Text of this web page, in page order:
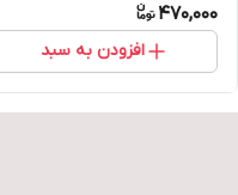
470,000
افزودن به سبد